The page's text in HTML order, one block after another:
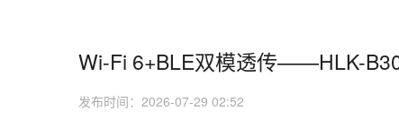
Wi-Fi 6+BLE双模透传——HLK-
发布时间：2026-07-29 02:52